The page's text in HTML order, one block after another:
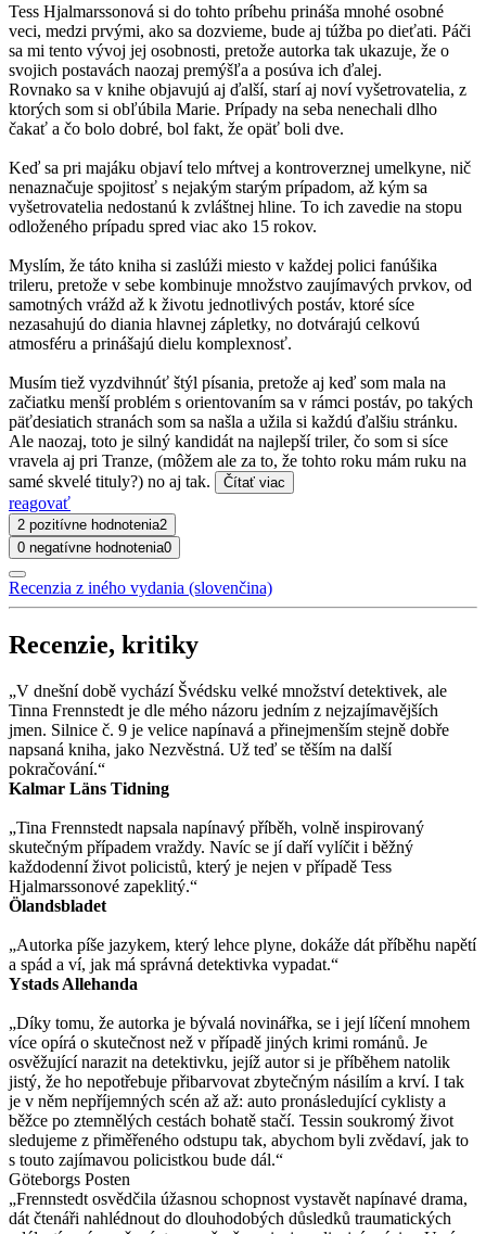
Tess Hjalmarssonová si do tohto príbehu prináša mnohé osobné
veci, medzi prvými, ako sa dozvieme, bude aj túžba po dieťati. Páči
sa mi tento vývoj jej osobnosti, pretože autorka tak ukazuje, že o
svojich postavách naozaj premýšľa a posúva ich ďalej.
Rovnako sa v knihe objavujú aj ďalší, starí aj noví vyšetrovatelia, z
ktorých som si obľúbila Marie. Prípady na seba nenechali dlho
čakať a čo bolo dobré, bol fakt, že opäť boli dve.
Keď sa pri majáku objaví telo mŕtvej a kontroverznej umelkyne, nič
nenaznačuje spojitosť s nejakým starým prípadom, až kým sa
vyšetrovatelia nedostanú k zvláštnej hline. To ich zavedie na stopu
odloženého prípadu spred viac ako 15 rokov.
Myslím, že táto kniha si zaslúži miesto v každej polici fanúšika
trileru, pretože v sebe kombinuje množstvo zaujímavých prvkov, od
samotných vrážd až k životu jednotlivých postáv, ktoré síce
nezasahujú do diania hlavnej zápletky, no dotvárajú celkovú
atmosféru a prinášajú dielu komplexnosť.
Musím tiež vyzdvihnúť štýl písania, pretože aj keď som mala na
začiatku menší problém s orientovaním sa v rámci postáv, po takých
päťdesiatich stranách som sa našla a užila si každú ďalšiu stránku.
Ale naozaj, toto je silný kandidát na najlepší triler, čo som si síce
vravela aj pri Tranze, (môžem ale za to, že tohto roku mám ruku na
samé skvelé tituly?) no aj tak.
Čítať viac
reagovať
2 pozitívne hodnotenia2
0 negatívne hodnotenia0
Recenzia z iného vydania (slovenčina)
Recenzie, kritiky
„V dnešní době vychází Švédsku velké množství detektivek, ale
Tinna Frennstedt je dle mého názoru jedním z nejzajímavějších
jmen. Silnice č. 9 je velice napínavá a přinejmenším stejně dobře
napsaná kniha, jako Nezvěstná. Už teď se těším na další
pokračování.“
Kalmar Läns Tidning
„Tina Frennstedt napsala napínavý příběh, volně inspirovaný
skutečným případem vraždy. Navíc se jí daří vylíčit i běžný
každodenní život policistů, který je nejen v případě Tess
Hjalmarssonové zapeklitý.“
Ölandsbladet
„Autorka píše jazykem, který lehce plyne, dokáže dát příběhu napětí
a spád a ví, jak má správná detektivka vypadat.“
Ystads Allehanda
„Díky tomu, že autorka je bývalá novinářka, se i její líčení mnohem
více opírá o skutečnost než v případě jiných krimi románů. Je
osvěžující narazit na detektivku, jejíž autor si je příběhem natolik
jistý, že ho nepotřebuje přibarvovat zbytečným násilím a krví. I tak
je v něm nepříjemných scén až až: auto pronásledující cyklisty a
běžce po ztemnělých cestách bohatě stačí. Tessin soukromý život
sledujeme z přiměřeného odstupu tak, abychom byli zvědaví, jak to
s touto zajímavou policistkou bude dál.“
Göteborgs Posten
„Frennstedt osvědčila úžasnou schopnost vystavět napínavé drama,
dát čtenáři nahlédnout do dlouhodobých důsledků traumatických